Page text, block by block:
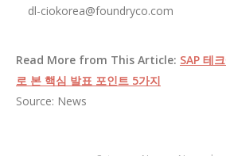
dl-ciokorea@foundryco.com
Read More from This Article: SAP 테
로 본 핵심 발표 포인트 5가지
Source: News